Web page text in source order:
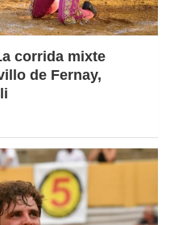
corrida mixte
de Fernay,